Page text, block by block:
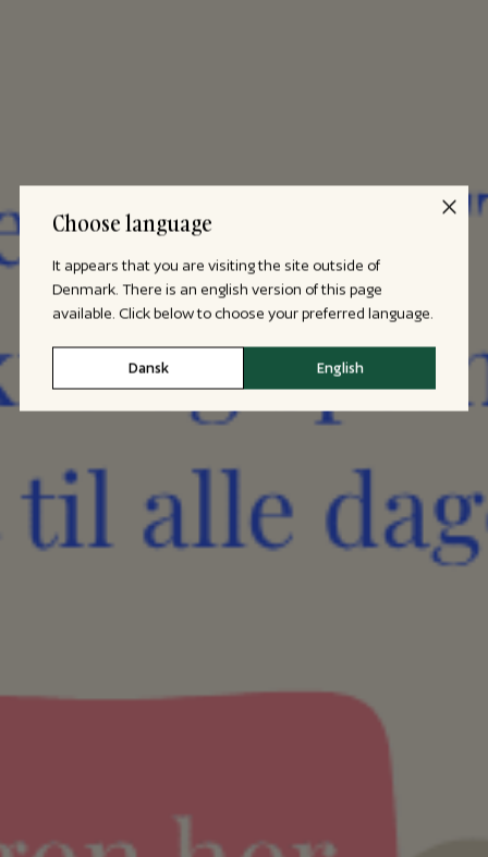
Choose language
It appears that you are visiting the site outside of
Denmark. There is an english version of this page
available. Click below to choose your preferred language.
Dansk English